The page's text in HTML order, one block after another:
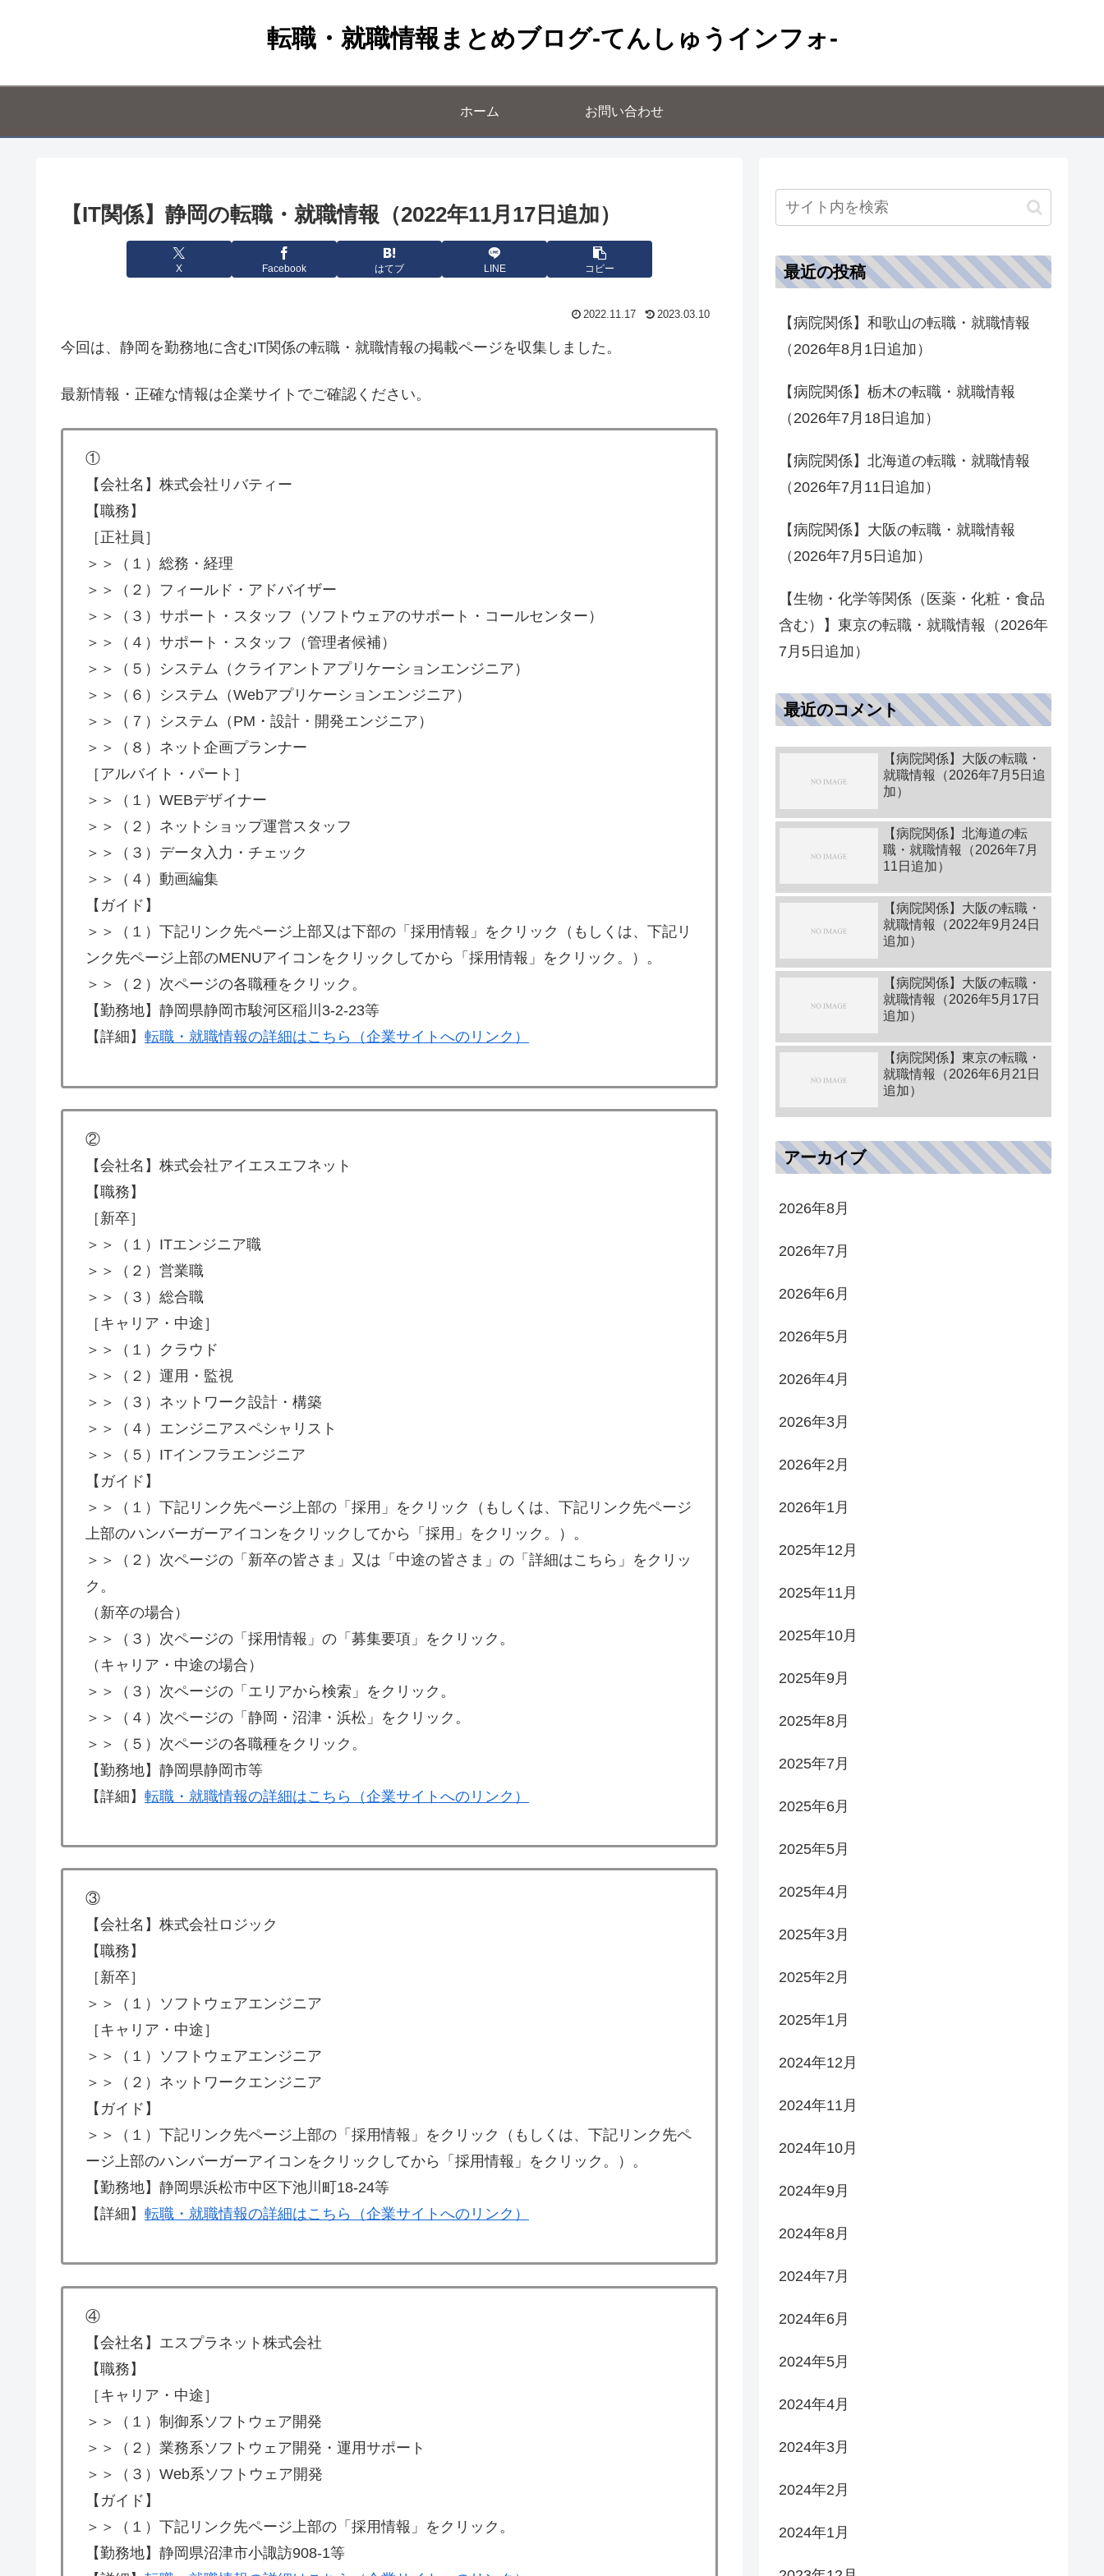
転職・就職情報まとめブログ-てんしゅうインフォ-
ホーム お問い合わせ
【IT関係】静岡の転職・就職情報（2022年11月17日追加）
X Facebook はてブ LINE コピー
2022.11.17 2023.03.10
今回は、静岡を勤務地に含むIT関係の転職・就職情報の掲載ページを収集しました。
最新情報・正確な情報は企業サイトでご確認ください。
①
【会社名】株式会社リバティー
【職務】
［正社員］
＞＞（１）総務・経理
＞＞（２）フィールド・アドバイザー
＞＞（３）サポート・スタッフ（ソフトウェアのサポート・コールセンター）
＞＞（４）サポート・スタッフ（管理者候補）
＞＞（５）システム（クライアントアプリケーションエンジニア）
＞＞（６）システム（Webアプリケーションエンジニア）
＞＞（７）システム（PM・設計・開発エンジニア）
＞＞（８）ネット企画プランナー
［アルバイト・パート］
＞＞（１）WEBデザイナー
＞＞（２）ネットショップ運営スタッフ
＞＞（３）データ入力・チェック
＞＞（４）動画編集
【ガイド】
＞＞（１）下記リンク先ページ上部又は下部の「採用情報」をクリック（もしくは、下記リ
ンク先ページ上部のMENUアイコンをクリックしてから「採用情報」をクリック。）。
＞＞（２）次ページの各職種をクリック。
【勤務地】静岡県静岡市駿河区稲川3-2-23等
【詳細】 転職・就職情報の詳細はこちら（企業サイトへのリンク）
②
【会社名】株式会社アイエスエフネット
【職務】
［新卒］
＞＞（１）ITエンジニア職
＞＞（２）営業職
＞＞（３）総合職
［キャリア・中途］
＞＞（１）クラウド
＞＞（２）運用・監視
＞＞（３）ネットワーク設計・構築
＞＞（４）エンジニアスペシャリスト
＞＞（５）ITインフラエンジニア
【ガイド】
＞＞（１）下記リンク先ページ上部の「採用」をクリック（もしくは、下記リンク先ページ
上部のハンバーガーアイコンをクリックしてから「採用」をクリック。）。
＞＞（２）次ページの「新卒の皆さま」又は「中途の皆さま」の「詳細はこちら」をクリッ
ク。
（新卒の場合）
＞＞（３）次ページの「採用情報」の「募集要項」をクリック。
（キャリア・中途の場合）
＞＞（３）次ページの「エリアから検索」をクリック。
＞＞（４）次ページの「静岡・沼津・浜松」をクリック。
＞＞（５）次ページの各職種をクリック。
【勤務地】静岡県静岡市等
【詳細】 転職・就職情報の詳細はこちら（企業サイトへのリンク）
③
【会社名】株式会社ロジック
【職務】
［新卒］
＞＞（１）ソフトウェアエンジニア
［キャリア・中途］
＞＞（１）ソフトウェアエンジニア
＞＞（２）ネットワークエンジニア
【ガイド】
＞＞（１）下記リンク先ページ上部の「採用情報」をクリック（もしくは、下記リンク先ペ
ージ上部のハンバーガーアイコンをクリックしてから「採用情報」をクリック。）。
【勤務地】静岡県浜松市中区下池川町18-24等
【詳細】 転職・就職情報の詳細はこちら（企業サイトへのリンク）
④
【会社名】エスプラネット株式会社
【職務】
［キャリア・中途］
＞＞（１）制御系ソフトウェア開発
＞＞（２）業務系ソフトウェア開発・運用サポート
＞＞（３）Web系ソフトウェア開発
【ガイド】
＞＞（１）下記リンク先ページ上部の「採用情報」をクリック。
【勤務地】静岡県沼津市小諏訪908-1等
最近の投稿
【病院関係】和歌山の転職・就職情報
（2026年8月1日追加）
【病院関係】栃木の転職・就職情報
（2026年7月18日追加）
【病院関係】北海道の転職・就職情報
（2026年7月11日追加）
【病院関係】大阪の転職・就職情報
（2026年7月5日追加）
【生物・化学等関係（医薬・化粧・食品
含む）】東京の転職・就職情報（2026年
7月5日追加）
最近のコメント
【病院関係】大阪の転職・
就職情報（2026年7月5日追
加）
【病院関係】北海道の転
職・就職情報（2026年7月
11日追加）
【病院関係】大阪の転職・
就職情報（2022年9月24日
追加）
【病院関係】大阪の転職・
就職情報（2026年5月17日
追加）
【病院関係】東京の転職・
就職情報（2026年6月21日
追加）
アーカイブ
2026年8月
2026年7月
2026年6月
2026年5月
2026年4月
2026年3月
2026年2月
2026年1月
2025年12月
2025年11月
2025年10月
2025年9月
2025年8月
2025年7月
2025年6月
2025年5月
2025年4月
2025年3月
2025年2月
2025年1月
2024年12月
2024年11月
2024年10月
2024年9月
2024年8月
2024年7月
2024年6月
2024年5月
2024年4月
2024年3月
2024年2月
2024年1月